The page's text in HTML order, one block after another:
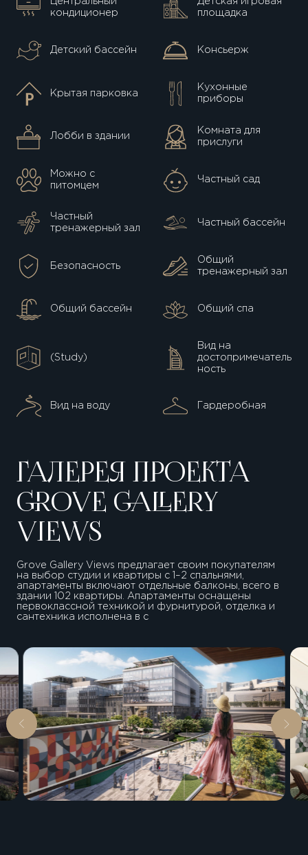
кондиционер
площадка
Детский бассейн Консьерж
Крытая парковка
Кухонные
приборы
Лобби в здании
Комната для
прислуги
Можно с
питомцем
Частный сад
Частный
тренажерный зал
Частный бассейн
Безопасность
Общий
тренажерный зал
Общий бассейн Общий спа
(Study)
Вид на
достопримечатель
ность
Вид на воду Гардеробная
ГАЛЕРЕЯ ПРОЕКТА
GROVE GALLERY
VIEWS
Grove Gallery Views предлагает своим покупателям
на выбор студии и квартиры с 1–2 спальнями,
апартаменты включают отдельные балконы, всего в
здании 102 квартиры. Апартаменты оснащены
первоклассной техникой и фурнитурой, отделка и
сантехника исполнена в с